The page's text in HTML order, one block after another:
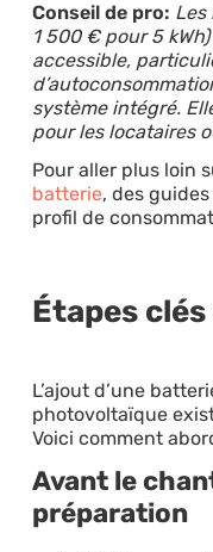
Conseil de pro: Les
1 500 € pour 5
accessible,
système intégré.
pour les locataires
Pour aller plus loin
batterie, des
profil de
Étapes
L’ajout d’une
photovoltaïque
Voici comment
Avant le
préparation